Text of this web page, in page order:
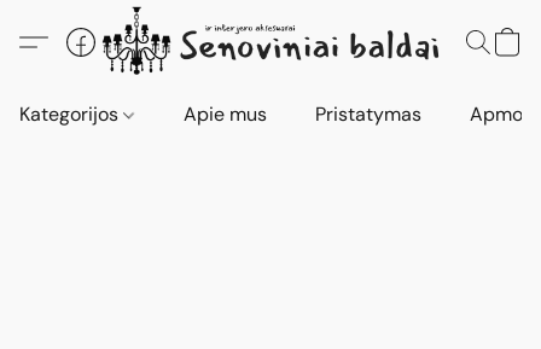
Kategorijos Apie mus Pristatymas